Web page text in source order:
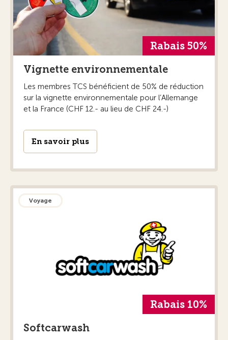
Rabais 50%
Vignette environnementale
Les membres TCS bénéficient de 50% de réduction
sur la vignette environnementale pour l’Allemange
et la France (CHF 12.- au lieu de CHF 24.-)
En savoir plus
Voyage
Rabais 10%
Softcarwash